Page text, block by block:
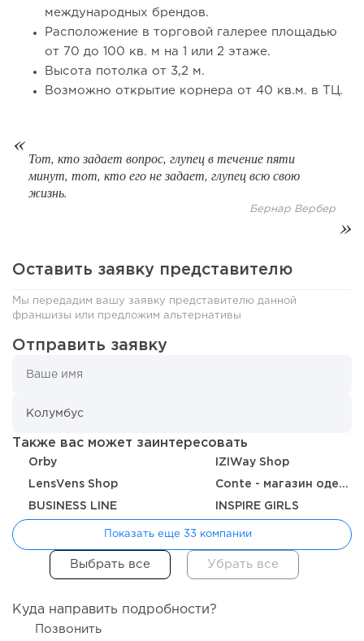
195 12
Отзыв SSL-сертификатов у банков: как это влияет на
«Прибыль 20 млн в год, а я ездил на метро»: куда в
интернет-магазине...
международных брендов.
Расположение в торговой галерее площадью
от 70 до 100 кв. м на 1 или 2 этаже.
Высота потолка от 3,2 м.
Возможно открытие корнера от 40 кв.м. в ТЦ.
Тот, кто задает вопрос, глупец в течение пяти
минут, тот, кто его не задает, глупец всю свою
жизнь.
Бернар Вербер
Оставить заявку представителю
Мы передадим вашу заявку представителю данной
франшизы или предложим альтернативы
Отправить заявку
Также вас может заинтересовать
Orby IZIWay Shop
LensVens Shop Conte - магазин одежды, белья и колготок
BUSINESS LINE INSPIRE GIRLS
Показать еще 33 компании
Куда направить подробности?
Позвонить